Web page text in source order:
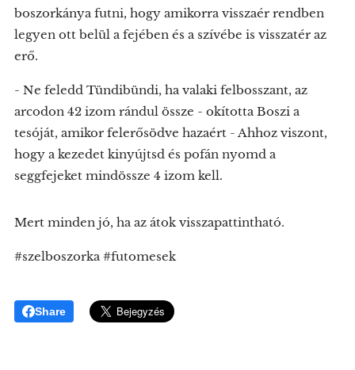
boszorkánya futni, hogy amikorra visszaér rendben
legyen ott belül a fejében és a szívébe is visszatér az
erő.
- Ne feledd Tündibündi, ha valaki felbosszant, az
arcodon 42 izom rándul össze - okította Boszi a
tesóját, amikor felerősödve hazaért - Ahhoz viszont,
hogy a kezedet kinyújtsd és pofán nyomd a
seggfejeket mindössze 4 izom kell.
Mert minden jó, ha az átok visszapattintható.
#szelboszorka #futomesek
Share